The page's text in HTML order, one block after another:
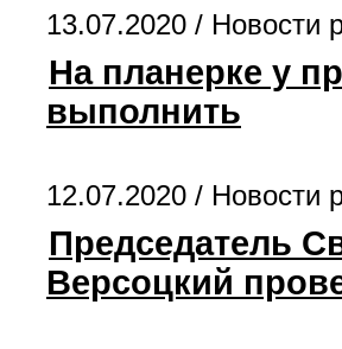
13.07.2020 / Новости
На планерке у
выполнить
12.07.2020 / Новости
Председатель
Версоцкий